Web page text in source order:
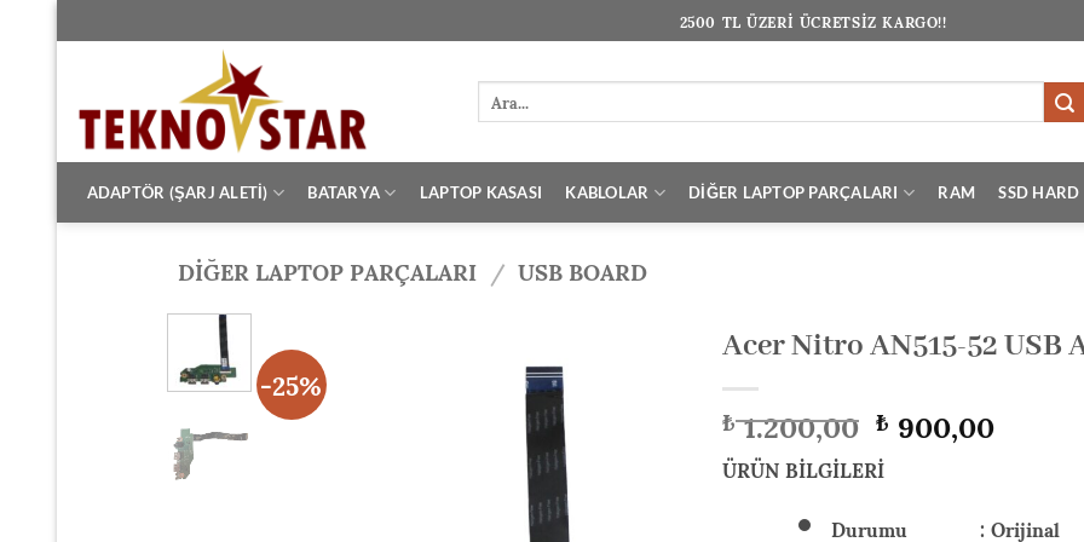
İçeriğe
atla 2500 TL ÜZERİ ÜCRETSİZ KARGO!!
Ara:
ADAPTÖR (ŞARJ ALETİ) BATARYA LAPTOP KASASI KABLOLAR DİĞER LAPTOP PARÇALARI RAM SSD HARD
DİĞER LAPTOP PARÇALARI / USB BOARD
-25%
Acer Nitro AN515-52 USB
₺1.200,00 Orijinal
fiyat:
₺ 1.200,00.
₺900,00Şuandaki
₺ 900,00.
ÜRÜN BİLGİLERİ
Durumu : Orijinal